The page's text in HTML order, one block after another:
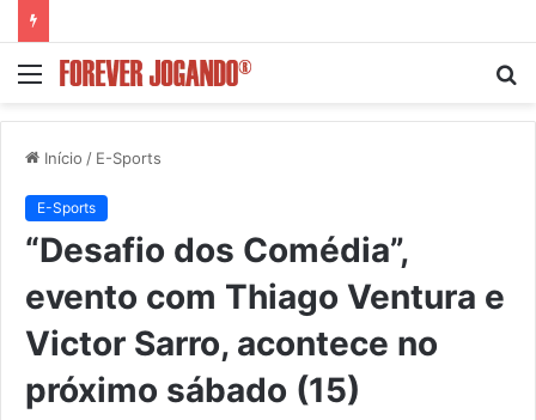
Menu
Início / E-Sports
E-Sports
“Desafio dos Comédia”,
evento com Thiago Ventura e
Victor Sarro, acontece no
próximo sábado (15)